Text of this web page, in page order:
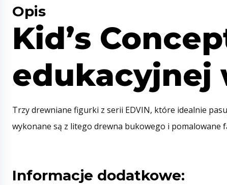
Opis
Kid’s
edukacyjnej
Trzy drewniane figurki z serii EDVIN, które idealnie
wykonane są z litego drewna bukowego i pomalowane
Informacje dodatkowe: